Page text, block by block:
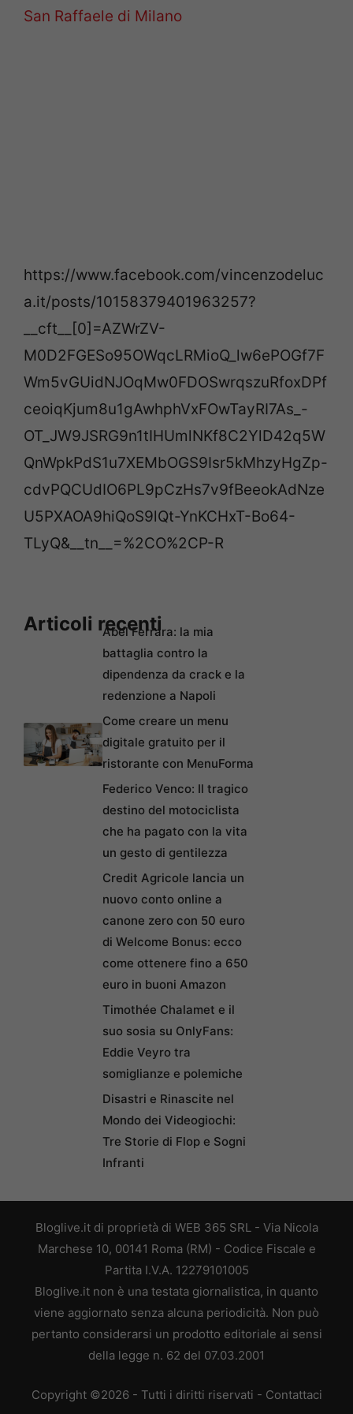
San Raffaele di Milano
https://www.facebook.com/vincenzodeluc
a.it/posts/10158379401963257?
__cft__[0]=AZWrZV-
M0D2FGESo95OWqcLRMioQ_lw6ePOGf7F
Wm5vGUidNJOqMw0FDOSwrqszuRfoxDPf
ceoiqKjum8u1gAwhphVxFOwTayRI7As_-
OT_JW9JSRG9n1tIHUmlNKf8C2YlD42q5W
QnWpkPdS1u7XEMbOGS9Isr5kMhzyHgZp-
cdvPQCUdIO6PL9pCzHs7v9fBeeokAdNze
U5PXAOA9hiQoS9lQt-YnKCHxT-Bo64-
TLyQ&__tn__=%2CO%2CP-R
Articoli recenti
Abel Ferrara: la mia
battaglia contro la
dipendenza da crack e la
redenzione a Napoli
Come creare un menu
digitale gratuito per il
ristorante con MenuForma
Federico Venco: Il tragico
destino del motociclista
che ha pagato con la vita
un gesto di gentilezza
Credit Agricole lancia un
nuovo conto online a
canone zero con 50 euro
di Welcome Bonus: ecco
come ottenere fino a 650
euro in buoni Amazon
Timothée Chalamet e il
suo sosia su OnlyFans:
Eddie Veyro tra
somiglianze e polemiche
Disastri e Rinascite nel
Mondo dei Videogiochi:
Tre Storie di Flop e Sogni
Infranti
Bloglive.it di proprietà di WEB 365 SRL - Via Nicola
Marchese 10, 00141 Roma (RM) - Codice Fiscale e
Partita I.V.A. 12279101005
Bloglive.it non è una testata giornalistica, in quanto
viene aggiornato senza alcuna periodicità. Non può
pertanto considerarsi un prodotto editoriale ai sensi
della legge n. 62 del 07.03.2001
Copyright ©2026 - Tutti i diritti riservati - Contattaci